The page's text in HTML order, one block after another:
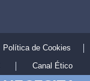
Política de Cookies
Canal Ético